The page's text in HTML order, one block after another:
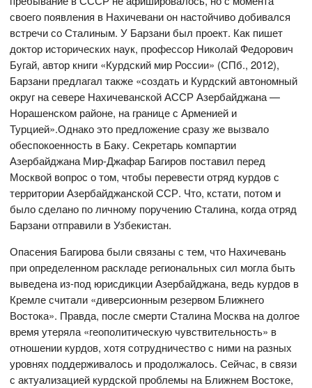
своего появления в Нахичевани он настойчиво добивался
встречи со Сталиным. У Барзани был проект. Как пишет
доктор исторических наук, профессор Николай Федорович
Бугай, автор книги «Курдский мир России» (СПб., 2012),
Барзани предлагал также «создать и Курдский автономный
округ на севере Нахичеванской АССР Азербайджана —
Норашенском районе, на границе с Арменией и
Турцией».Однако это предложение сразу же вызвало
обеспокоенность в Баку. Секретарь компартии
Азербайджана Мир-Джафар Багиров поставил перед
Москвой вопрос о том, чтобы перевести отряд курдов с
территории Азербайджанской ССР. Что, кстати, потом и
было сделано по личному поручению Сталина, когда отряд
Барзани отправили в Узбекистан.
Опасения Багирова были связаны с тем, что Нахичевань
при определенном раскладе региональных сил могла быть
выведена из-под юрисдикции Азербайджана, ведь курдов в
Кремле считали «диверсионным резервом Ближнего
Востока». Правда, после смерти Сталина Москва на долгое
время утеряла «геополитическую чувствительность» в
отношении курдов, хотя сотрудничество с ними на разных
уровнях поддерживалось и продолжалось. Сейчас, в связи
с актуализацией курдской проблемы на Ближнем Востоке,